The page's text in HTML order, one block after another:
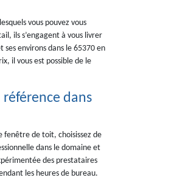
vous pouvez vous
ils s’engagent à vous livrer
environs dans le 65370 en
il vous est possible de le
référence dans
fenêtre de toit, choisissez de
dans le domaine et
des prestataires
les heures de bureau.